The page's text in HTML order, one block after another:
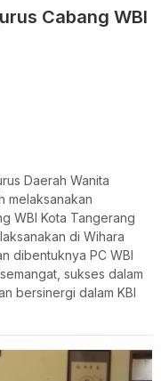
Cabang WBI
Daerah Wanita
melaksanakan
WBI Kota Tangerang
di Wihara
dibentuknya PC WBI
sukses dalam
bersinergi dalam KBI